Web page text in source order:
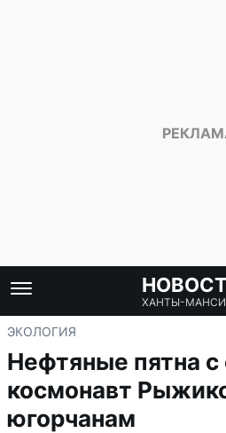
ХАНТЫ-
ЭКОЛОГИЯ
Нефтяные пятна с
космонавт
югорчанам